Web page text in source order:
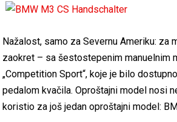
Nažalost, samo za Severnu Ameriku: za
zaokret – sa šestostepenim manuelnim
„Competition Sport“, koje je bilo
pedalom kvačila. Oproštajni model nosi
koristio za još jedan oproštajni model: